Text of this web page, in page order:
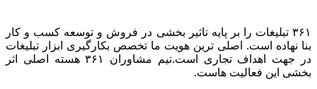
۳۶۱ تبلیغات را بر پایه تاثیر بخشی در فروش و توسعه کسب و کار
بنا نهاده است. اصلی ترین هویت ما تخصص بکارگیری ابزار تبلیغات
در جهت اهداف تجاری است.تیم مشاوران ۳۶۱ هسته اصلی اثر
بخشی این فعالیت هاست.